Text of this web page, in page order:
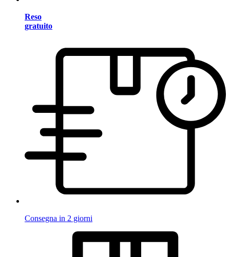
Reso
gratuito
Consegna in 2 giorni